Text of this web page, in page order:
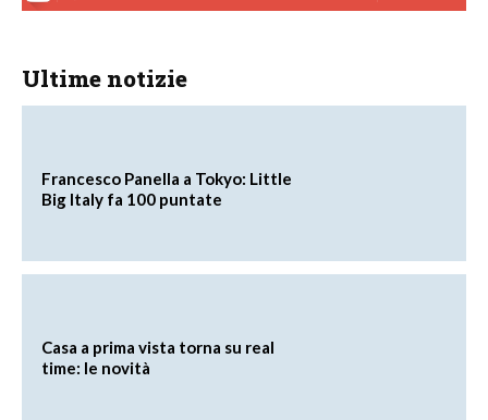
Ultime notizie
Francesco Panella a Tokyo: Little
Big Italy fa 100 puntate
Casa a prima vista torna su real
time: le novità